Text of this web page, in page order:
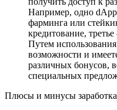
Например, одно dApp
фарминга или
кредитование,
Путем
возможности и
различных бонусов,
специальных
Плюсы и минусы заработка